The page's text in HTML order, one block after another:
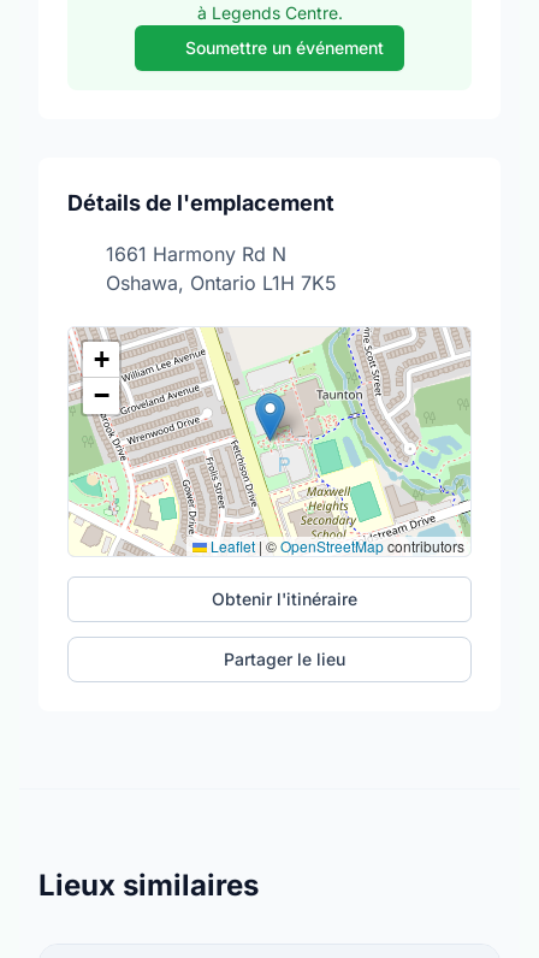
à Legends Centre.
Soumettre un événement
Détails de l'emplacement
1661 Harmony Rd N
Oshawa, Ontario L1H 7K5
+
−
Leaflet | ©OpenStreetMapcontributors
Obtenir l'itinéraire
Partager le lieu
Lieux similaires